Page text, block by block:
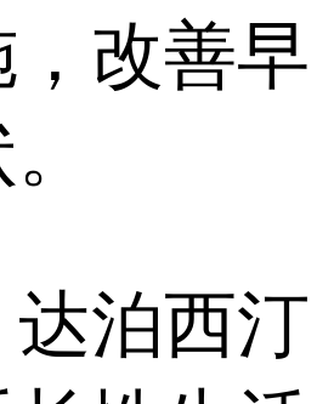
改善早
泊西汀